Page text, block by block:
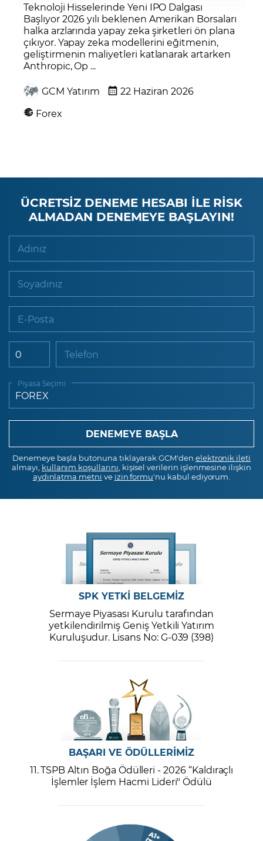
Teknoloji Hisselerinde Yeni IPO Dalgası
Başlıyor 2026 yılı beklenen Amerikan Borsaları
halka arzlarında yapay zeka şirketleri ön plana
çıkıyor. Yapay zeka modellerini eğitmenin,
geliştirmenin maliyetleri katlanarak artarken
Anthropic, Op ...
GCM Yatırım
22 Haziran 2026
Forex
ÜCRETSİZ DENEME HESABI İLE RİSK
ALMADAN DENEMEYE BAŞLAYIN!
Adınız
Soyadınız
E-Posta
Telefon
Piyasa Seçimi
Denemeye başla butonuna tıklayarak GCM'den elektronik ileti
almayı, kullanım koşullarını , kişisel verilerin işlenmesine ilişkin
aydınlatma metni ve izin formu'nu kabul ediyorum.
SPK YETKİ BELGEMİZ
Sermaye Piyasası Kurulu tarafından
yetkilendirilmiş Geniş Yetkili Yatırım
Kuruluşudur. Lisans No: G-039 (398)
BAŞARI VE ÖDÜLLERİMİZ
11. TSPB Altın Boğa Ödülleri - 2026 “Kaldıraçlı
İşlemler İşlem Hacmi Lideri" Ödülü